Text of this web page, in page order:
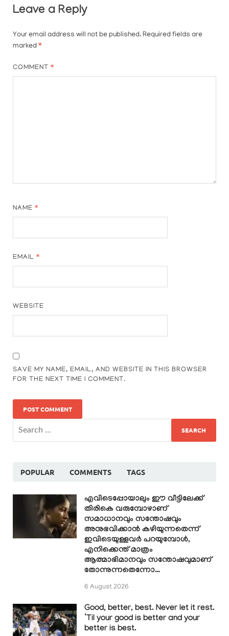
Leave a Reply
Your email address will not be published. Required fields are
marked *
COMMENT*
NAME*
EMAIL*
WEBSITE
SAVE MY NAME, EMAIL, AND WEBSITE IN THIS BROWSER
FOR THE NEXT TIME I COMMENT.
POPULAR COMMENTS TAGS
എവിടെപ്പോയാലും ഈ വീട്ടിലേക്ക്
തിരികെ വരുമ്പോഴാണ്
സമാധാനവും സന്തോഷവും
അനുഭവിക്കാൻ കഴിയുന്നതെന്ന്
ഇവിടെയുള്ളവർ പറയുമ്പോൾ,
എനിക്കെന്ത് മാത്രം
ആത്മാഭിമാനവും സന്തോഷവുമാണ്
തോന്നുന്നതെന്നോ…
6 August 2026
Good, better, best. Never let it rest.
‘Til your good is better and your
better is best.